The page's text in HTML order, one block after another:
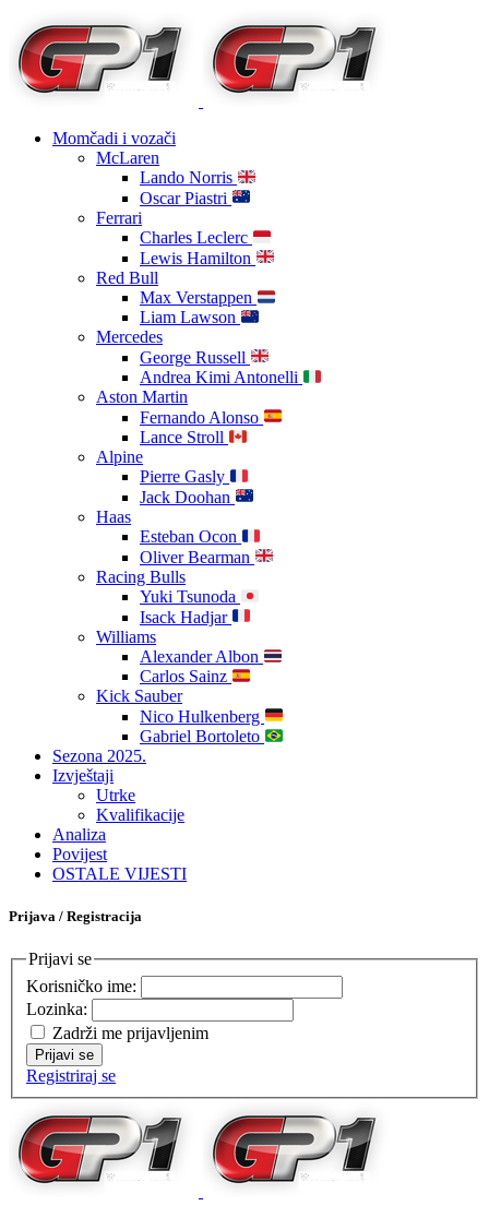
Momčadi i vozači
McLaren
Lando Norris
Oscar Piastri
Ferrari
Charles Leclerc
Lewis Hamilton
Red Bull
Max Verstappen
Liam Lawson
Mercedes
George Russell
Andrea Kimi Antonelli
Aston Martin
Fernando Alonso
Lance Stroll
Alpine
Pierre Gasly
Jack Doohan
Haas
Esteban Ocon
Oliver Bearman
Racing Bulls
Yuki Tsunoda
Isack Hadjar
Williams
Alexander Albon
Carlos Sainz
Kick Sauber
Nico Hulkenberg
Gabriel Bortoleto
Sezona 2025.
Izvještaji
Utrke
Kvalifikacije
Analiza
Povijest
OSTALE VIJESTI
Prijava / Registracija
Prijavi se
Korisničko ime:
Lozinka:
Zadrži me prijavljenim
Prijavi se
Registriraj se